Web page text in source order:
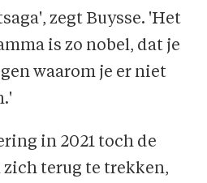
zegt Buysse. 'Het
is zo nobel, dat je
waarom je er niet
in 2021 toch de
terug te trekken,